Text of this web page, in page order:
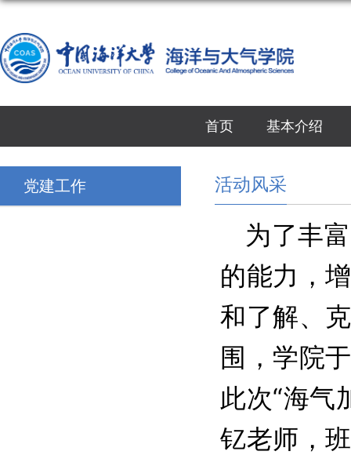
首页 基本介绍
党建工作 活动风采
为了丰
的能力，
和了解、
围，学院
此次“海气
钇老师，